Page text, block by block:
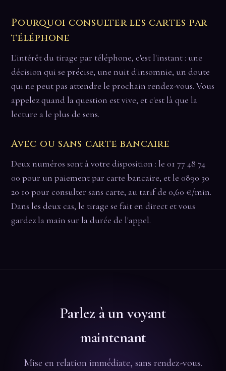
Pourquoi consulter les cartes par
téléphone
L'intérêt du tirage par téléphone, c'est l'instant : une
décision qui se précise, une nuit d'insomnie, un doute
qui ne peut pas attendre le prochain rendez-vous. Vous
appelez quand la question est vive, et c'est là que la
lecture a le plus de sens.
Avec ou sans carte bancaire
Deux numéros sont à votre disposition : le 01 77 48 74
00 pour un paiement par carte bancaire, et le 0890 30
20 10 pour consulter sans carte, au tarif de 0,60 €/min.
Dans les deux cas, le tirage se fait en direct et vous
gardez la main sur la durée de l'appel.
Parlez à un voyant
maintenant
Mise en relation immédiate, sans rendez-vous.